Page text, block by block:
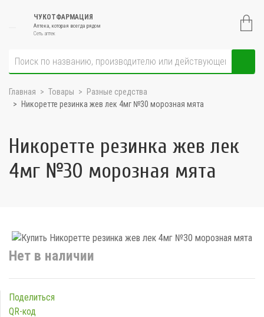
ЧУКОТФАРМАЦИЯ
Аптека, которая всегда рядом
Сеть аптек
Главная Товары
Разные средства
Никоретте резинка жев лек 4мг №30 морозная мята
Никоретте резинка жев лек
4мг №30 морозная мята
Нет в наличии
Поделиться
QR-код